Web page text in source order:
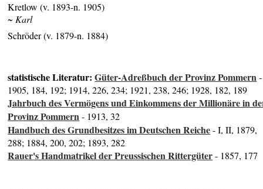
Kretlow (v. 1893-n. 1905)
~ Karl
Schröder (v. 1879-n. 1884)
statistische Literatur:Güter-Adreßbuch der Provinz Pommern-
1905, 184, 192; 1914, 226, 234; 1921, 238, 246; 1928, 182, 189
Jahrbuch des Vermögens und Einkommens der Millionäre in
Provinz Pommern- 1913, 32
Handbuch des Grundbesitzes im Deutschen Reiche- I, II, 1879,
288; 1884, 200, 202; 1893, 282
Rauer's Handmatrikel der Preussischen Rittergüter- 1857, 177